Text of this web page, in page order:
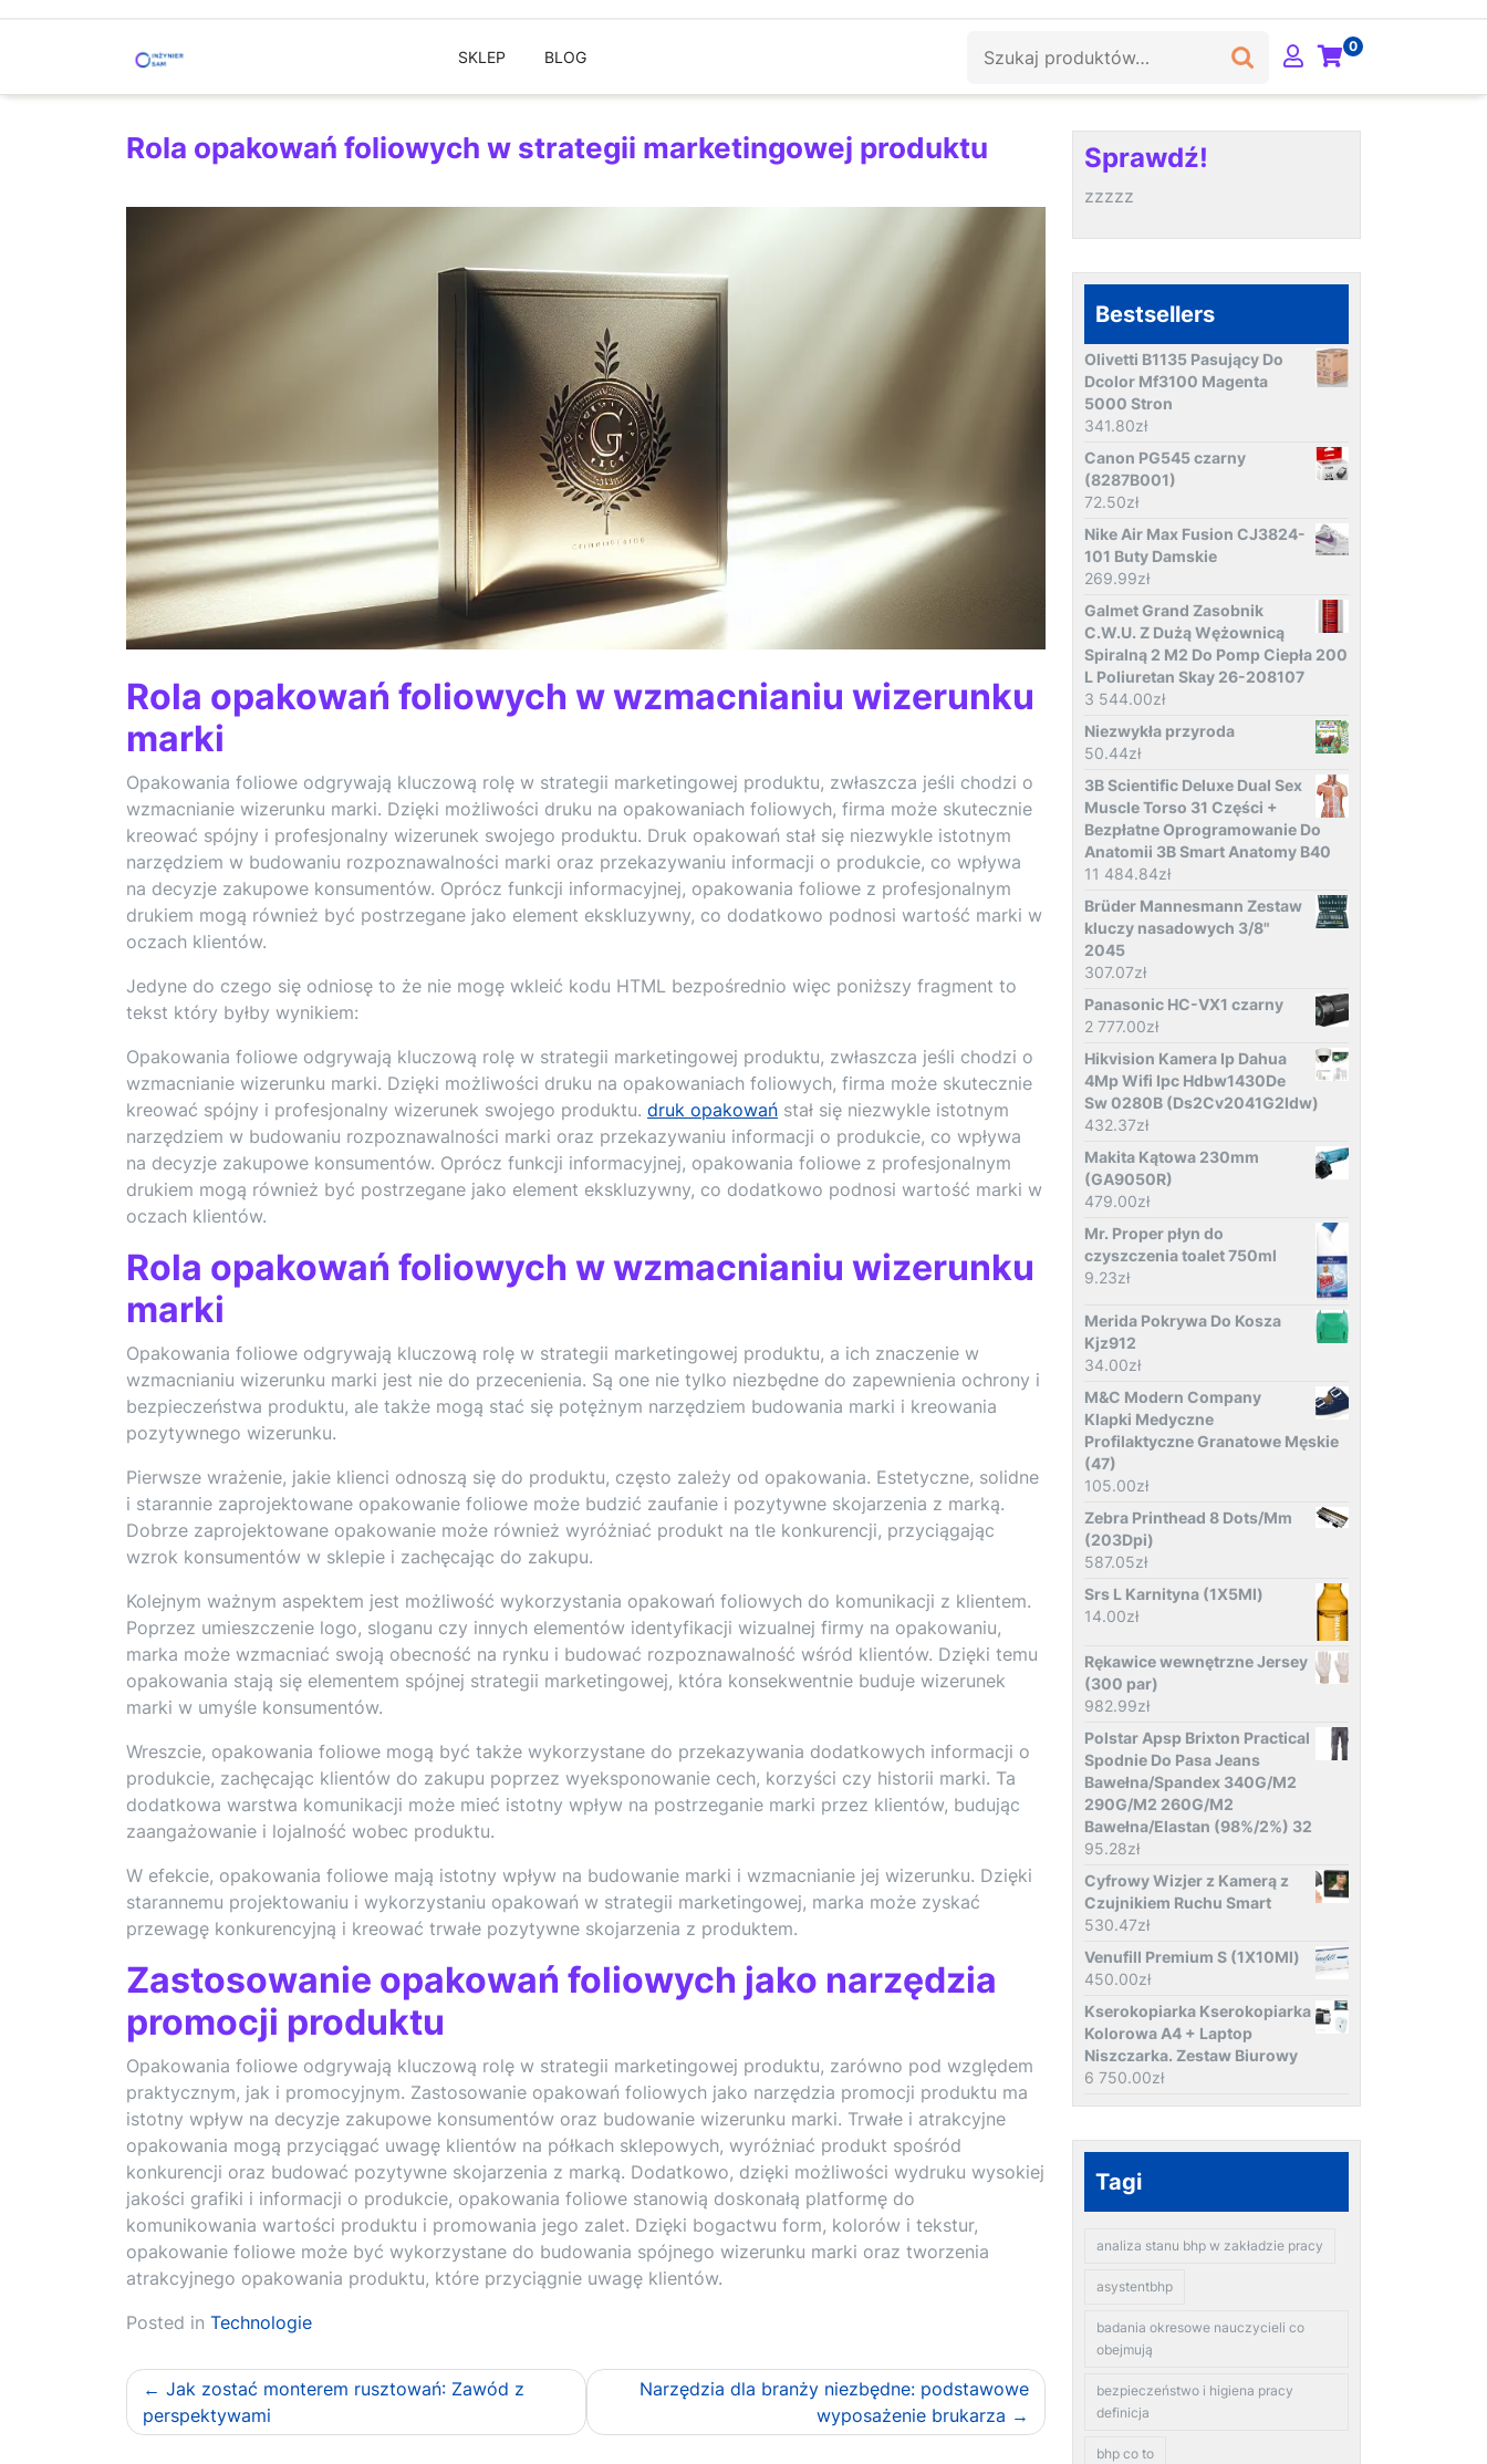
SKLEP BLOG
0
Rola opakowań foliowych w strategii marketingowej produktu
Rola opakowań foliowych w wzmacnianiu wizerunku
marki
Opakowania foliowe odgrywają kluczową rolę w strategii marketingowej produktu, zwłaszcza jeśli chodzi o
wzmacnianie wizerunku marki. Dzięki możliwości druku na opakowaniach foliowych, firma może skutecznie
kreować spójny i profesjonalny wizerunek swojego produktu. Druk opakowań stał się niezwykle istotnym
narzędziem w budowaniu rozpoznawalności marki oraz przekazywaniu informacji o produkcie, co wpływa
na decyzje zakupowe konsumentów. Oprócz funkcji informacyjnej, opakowania foliowe z profesjonalnym
drukiem mogą również być postrzegane jako element ekskluzywny, co dodatkowo podnosi wartość marki w
oczach klientów.
Jedyne do czego się odniosę to że nie mogę wkleić kodu HTML bezpośrednio więc poniższy fragment to
tekst który byłby wynikiem:
Opakowania foliowe odgrywają kluczową rolę w strategii marketingowej produktu, zwłaszcza jeśli chodzi o
wzmacnianie wizerunku marki. Dzięki możliwości druku na opakowaniach foliowych, firma może skutecznie
kreować spójny i profesjonalny wizerunek swojego produktu. druk opakowań stał się niezwykle istotnym
narzędziem w budowaniu rozpoznawalności marki oraz przekazywaniu informacji o produkcie, co wpływa
na decyzje zakupowe konsumentów. Oprócz funkcji informacyjnej, opakowania foliowe z profesjonalnym
drukiem mogą również być postrzegane jako element ekskluzywny, co dodatkowo podnosi wartość marki w
oczach klientów.
Rola opakowań foliowych w wzmacnianiu wizerunku
marki
Opakowania foliowe odgrywają kluczową rolę w strategii marketingowej produktu, a ich znaczenie w
wzmacnianiu wizerunku marki jest nie do przecenienia. Są one nie tylko niezbędne do zapewnienia ochrony i
bezpieczeństwa produktu, ale także mogą stać się potężnym narzędziem budowania marki i kreowania
pozytywnego wizerunku.
Pierwsze wrażenie, jakie klienci odnoszą się do produktu, często zależy od opakowania. Estetyczne, solidne
i starannie zaprojektowane opakowanie foliowe może budzić zaufanie i pozytywne skojarzenia z marką.
Dobrze zaprojektowane opakowanie może również wyróżniać produkt na tle konkurencji, przyciągając
wzrok konsumentów w sklepie i zachęcając do zakupu.
Kolejnym ważnym aspektem jest możliwość wykorzystania opakowań foliowych do komunikacji z klientem.
Poprzez umieszczenie logo, sloganu czy innych elementów identyfikacji wizualnej firmy na opakowaniu,
marka może wzmacniać swoją obecność na rynku i budować rozpoznawalność wśród klientów. Dzięki temu
opakowania stają się elementem spójnej strategii marketingowej, która konsekwentnie buduje wizerunek
marki w umyśle konsumentów.
Wreszcie, opakowania foliowe mogą być także wykorzystane do przekazywania dodatkowych informacji o
produkcie, zachęcając klientów do zakupu poprzez wyeksponowanie cech, korzyści czy historii marki. Ta
dodatkowa warstwa komunikacji może mieć istotny wpływ na postrzeganie marki przez klientów, budując
zaangażowanie i lojalność wobec produktu.
W efekcie, opakowania foliowe mają istotny wpływ na budowanie marki i wzmacnianie jej wizerunku. Dzięki
starannemu projektowaniu i wykorzystaniu opakowań w strategii marketingowej, marka może zyskać
przewagę konkurencyjną i kreować trwałe pozytywne skojarzenia z produktem.
Zastosowanie opakowań foliowych jako narzędzia
promocji produktu
Opakowania foliowe odgrywają kluczową rolę w strategii marketingowej produktu, zarówno pod względem
praktycznym, jak i promocyjnym. Zastosowanie opakowań foliowych jako narzędzia promocji produktu ma
istotny wpływ na decyzje zakupowe konsumentów oraz budowanie wizerunku marki. Trwałe i atrakcyjne
opakowania mogą przyciągać uwagę klientów na półkach sklepowych, wyróżniać produkt spośród
konkurencji oraz budować pozytywne skojarzenia z marką. Dodatkowo, dzięki możliwości wydruku wysokiej
jakości grafiki i informacji o produkcie, opakowania foliowe stanowią doskonałą platformę do
komunikowania wartości produktu i promowania jego zalet. Dzięki bogactwu form, kolorów i tekstur,
opakowanie foliowe może być wykorzystane do budowania spójnego wizerunku marki oraz tworzenia
atrakcyjnego opakowania produktu, które przyciągnie uwagę klientów.
Posted in Technologie
Nawigacja
wpisu
Jak zostać monterem rusztowań: Zawód z
perspektywami
Narzędzia dla branży niezbędne: podstawowe
wyposażenie brukarza
Sprawdź!
zzzzz
Bestsellers
Olivetti B1135 Pasujący Do
Dcolor Mf3100 Magenta
5000 Stron
341.80zł
Canon PG545 czarny
(8287B001)
72.50zł
Nike Air Max Fusion CJ3824-
101 Buty Damskie
269.99zł
Galmet Grand Zasobnik
C.W.U. Z Dużą Wężownicą
Spiralną 2 M2 Do Pomp Ciepła 200
L Poliuretan Skay 26-208107
3 544.00zł
Niezwykła przyroda
50.44zł
3B Scientific Deluxe Dual Sex
Muscle Torso 31 Części +
Bezpłatne Oprogramowanie Do
Anatomii 3B Smart Anatomy B40
11 484.84zł
Brüder Mannesmann Zestaw
kluczy nasadowych 3/8"
2045
307.07zł
Panasonic HC-VX1 czarny
2 777.00zł
Hikvision Kamera Ip Dahua
4Mp Wifi Ipc Hdbw1430De
Sw 0280B (Ds2Cv2041G2Idw)
432.37zł
Makita Kątowa 230mm
(GA9050R)
479.00zł
Mr. Proper płyn do
czyszczenia toalet 750ml
9.23zł
Merida Pokrywa Do Kosza
Kjz912
34.00zł
M&C Modern Company
Klapki Medyczne
Profilaktyczne Granatowe Męskie
(47)
105.00zł
Zebra Printhead 8 Dots/Mm
(203Dpi)
587.05zł
Srs L Karnityna (1X5Ml)
14.00zł
Rękawice wewnętrzne Jersey
(300 par)
982.99zł
Polstar Apsp Brixton Practical
Spodnie Do Pasa Jeans
Bawełna/Spandex 340G/M2
290G/M2 260G/M2
Bawełna/Elastan (98%/2%) 32
95.28zł
Cyfrowy Wizjer z Kamerą z
Czujnikiem Ruchu Smart
530.47zł
Venufill Premium S (1X10Ml)
450.00zł
Kserokopiarka Kserokopiarka
Kolorowa A4 + Laptop
Niszczarka. Zestaw Biurowy
6 750.00zł
Tagi
analiza stanu bhp w zakładzie pracy
asystentbhp
badania okresowe nauczycieli co
obejmują
bezpieczeństwo i higiena pracy
definicja
bhp co to